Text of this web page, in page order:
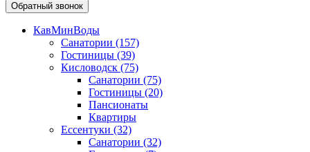
Обратный звонок
КавМинВоды
Санатории (157)
Гостиницы (39)
Кисловодск (75)
Санатории (75)
Гостиницы (20)
Пансионаты
Квартиры
Ессентуки (32)
Санатории (32)